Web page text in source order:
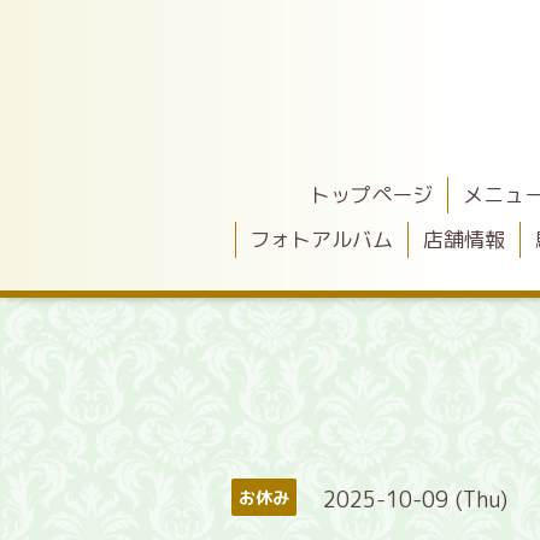
トップページ
メニュ
フォトアルバム
店舗情報
お休み 2025-10-09 (Thu)